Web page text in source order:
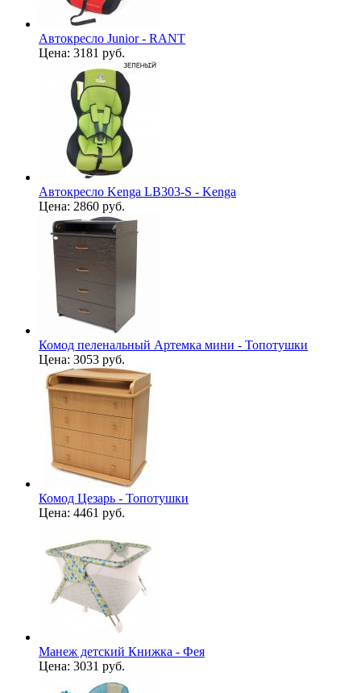
Автокресло Junior - RANT
Цена: 3181 руб.
Автокресло Kenga LB303-S - Kenga
Цена: 2860 руб.
Комод пеленальный Артемка мини - Топотушки
Цена: 3053 руб.
Комод Цезарь - Топотушки
Цена: 4461 руб.
Манеж детский Книжка - Фея
Цена: 3031 руб.